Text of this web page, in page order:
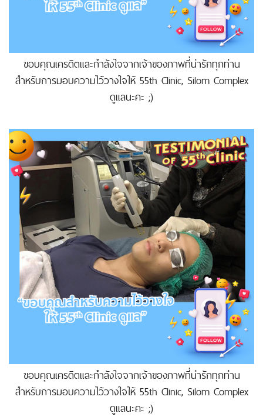
ขอบคุณเครดิตและกำลังใจจากเจ้าของภาพที่น่ารักทุกท่าน
สำหรับการมอบความไว้วางใจให้ 55th Clinic, Silom Complex
ดูแลนะคะ ;)
ขอบคุณเครดิตและกำลังใจจากเจ้าของภาพที่น่ารักทุกท่าน
สำหรับการมอบความไว้วางใจให้ 55th Clinic, Silom Complex
ดูแลนะคะ ;)